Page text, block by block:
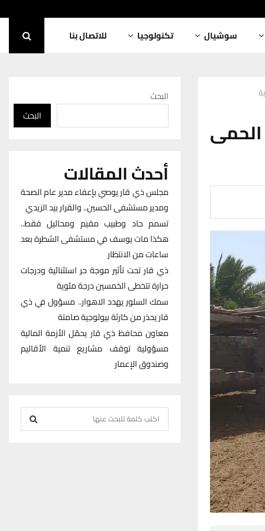
سوشيال تكنولوجيا للاتصال بنا
البحث
البحث
أحدث المقالات
مجلس ذي قار يوصي بإعفاء مدير عام الصحة
ومدير مستشفى الحسين.. والقرار بيد الزيدي
تسمم حاد وطبيب مقيم ومحاليل فقط..
هكذا مات يوسف في مستشفى الشطرة بعد
ساعات من الانتظار
ذي قار تحت تأثير موجة حر استثنائية ودرجات
حرارة تتخطى الخمسين درجة مئوية
سمك السلور يهدد الاهوار.. مسؤول في ذي
قار يحذر من كارثة بيولوجية صامتة
معاون محافظ ذي قار يحمّل الأزمة المالية
مسؤولية توقف مشاريع تنمية الأقاليم
وصندوق الإعمار
e